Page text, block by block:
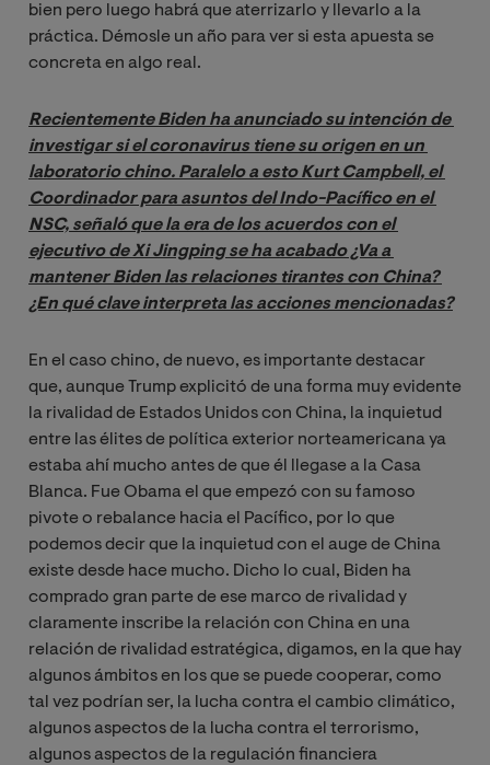
bien pero luego habrá que aterrizarlo y llevarlo a la
práctica. Démosle un año para ver si esta apuesta se
concreta en algo real.
Recientemente Biden ha anunciado su intención de
investigar si el coronavirus tiene su origen en un
laboratorio chino. Paralelo a esto Kurt Campbell, el
Coordinador para asuntos del Indo-Pacífico en el
NSC, señaló que la era de los acuerdos con el
ejecutivo de Xi Jingping se ha acabado ¿Va a
mantener Biden las relaciones tirantes con China?
¿En qué clave interpreta las acciones mencionadas?
En el caso chino, de nuevo, es importante destacar
que, aunque Trump explicitó de una forma muy evidente
la rivalidad de Estados Unidos con China, la inquietud
entre las élites de política exterior norteamericana ya
estaba ahí mucho antes de que él llegase a la Casa
Blanca. Fue Obama el que empezó con su famoso
pivote o rebalance hacia el Pacífico, por lo que
podemos decir que la inquietud con el auge de China
existe desde hace mucho. Dicho lo cual, Biden ha
comprado gran parte de ese marco de rivalidad y
claramente inscribe la relación con China en una
relación de rivalidad estratégica, digamos, en la que hay
algunos ámbitos en los que se puede cooperar, como
tal vez podrían ser, la lucha contra el cambio climático,
algunos aspectos de la lucha contra el terrorismo,
algunos aspectos de la regulación financiera